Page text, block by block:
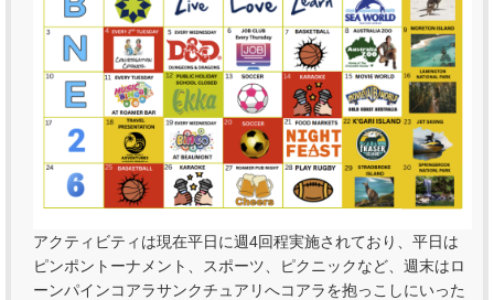
アクティビティは現在平日に週4回程実施されており、平日は
ピンポントーナメント、スポーツ、ピクニックなど、週末はロ
ーンパインコアラサンクチュアリへコアラを抱っこしにいった